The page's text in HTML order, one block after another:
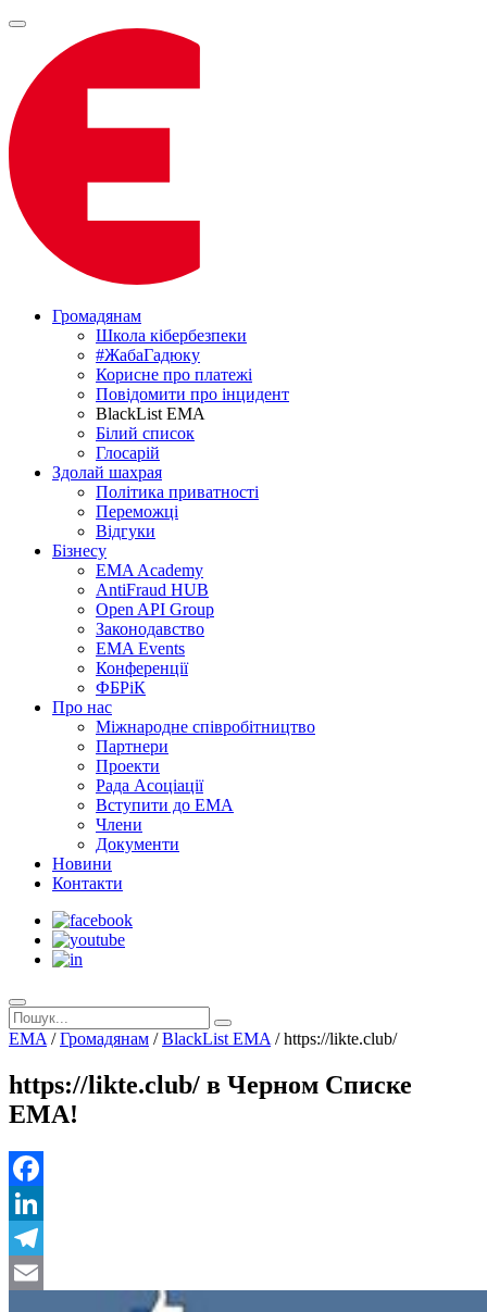
Громадянам
Школа кібербезпеки
#ЖабаГадюку
Корисне про платежі
Повідомити про інцидент
BlackList EMA
Білий список
Глосарій
Здолай шахрая
Політика приватності
Переможцi
Відгуки
Бізнесу
EMA Academy
AntiFraud HUB
Open API Group
Законодавство
EMA Events
Конференції
ФБРіК
Про нас
Міжнародне співробітництво
Партнери
Проекти
Рада Асоціації
Вступити до ЕМА
Члени
Документи
Новини
Контакти
EMA /Громадянам /BlackList EMA /https://likte.club/
https://likte.club/ в Черном Списке
ЕМА!
Facebook
LinkedIn
Telegram